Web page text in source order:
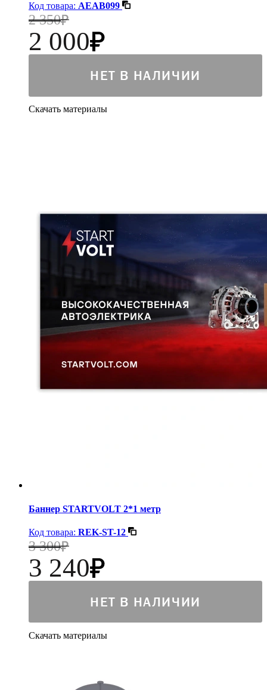
Код товара: AEAB099
2 350
2 000
НЕТ В НАЛИЧИИ
Скачать материалы
Баннер STARTVOLT 2*1 метр
Код товара: REK-ST-12
3 300
3 240
НЕТ В НАЛИЧИИ
Скачать материалы